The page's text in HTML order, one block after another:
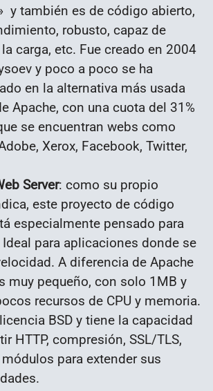
y también es de código abierto,
robusto, capaz de
carga, etc. Fue creado en 2004
y poco a poco se ha
en la alternativa más usada
Apache, con una cuota del 31%
se encuentran webs como
Xerox, Facebook, Twitter,
Server: como su propio
este proyecto de código
especialmente pensado para
para aplicaciones donde se
A diferencia de Apache
muy pequeño, con solo 1MB y
recursos de CPU y memoria.
BSD y tiene la capacidad
HTTP, compresión, SSL/TLS,
para extender sus